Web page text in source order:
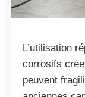
L’utilisation
corrosifs
peuvent